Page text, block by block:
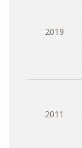
2019
2011